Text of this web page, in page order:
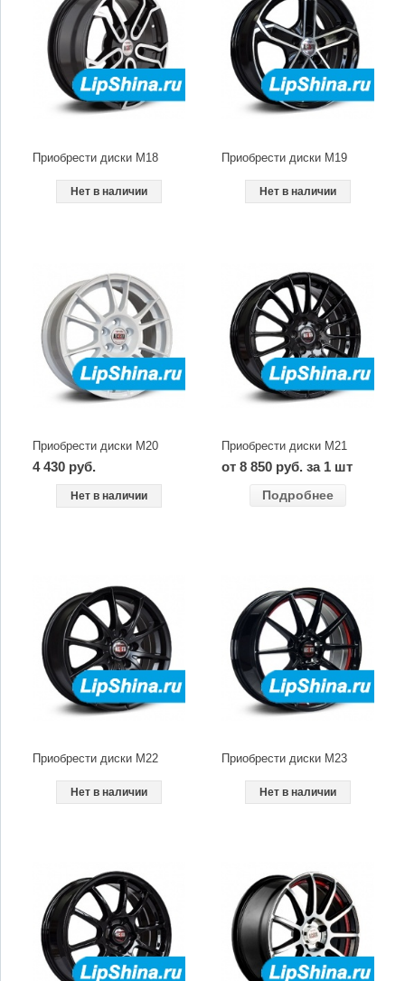
Приобрести диски M18
Нет в наличии
Приобрести диски M19
Нет в наличии
Приобрести диски M20
4 430 руб.
Нет в наличии
Приобрести диски M21
от 8 850 руб. за 1 шт
Подробнее
Приобрести диски M22
Нет в наличии
Приобрести диски M23
Нет в наличии